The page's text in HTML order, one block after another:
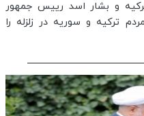
و بشار اسد رییس جمهور
ترکیه و سوریه در زلزله را